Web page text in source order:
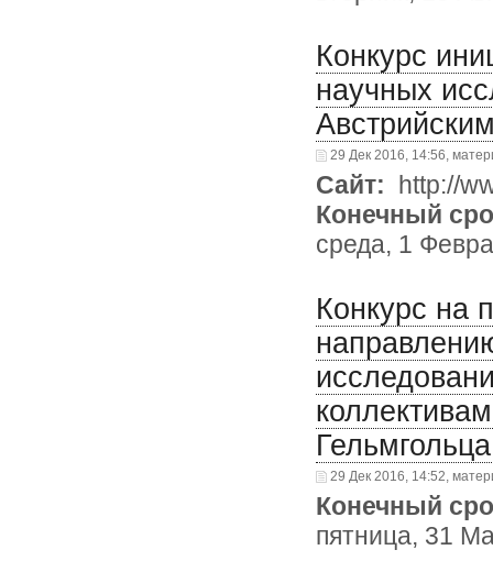
Конкурс
научных
29 Дек 2016, 14:56,
Сайт: http://
Конечный
среда, 1
Конкурс на
29 Дек 2016, 14:52,
Конечный
пятница, 31